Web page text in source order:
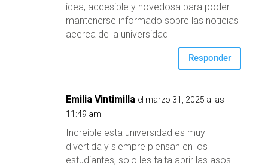
idea, accesible y novedosa para poder
mantenerse informado sobre las noticias
acerca de la universidad
Responder
Emilia Vintimilla el marzo 31, 2025 a las
11:49 am
Increíble esta universidad es muy
divertida y siempre piensan en los
estudiantes, solo les falta abrir las asos